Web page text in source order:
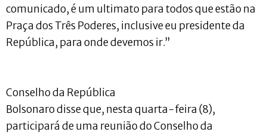
comunicado, é um ultimato para todos que estão na
Praça dos Três Poderes, inclusive eu presidente da
República, para onde devemos ir.”
Conselho da República
Bolsonaro disse que, nesta quarta-feira (8),
participará de uma reunião do Conselho da